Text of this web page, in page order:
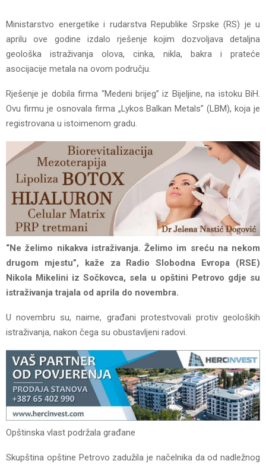
Ministarstvo energetike i rudarstva Republike Srpske (RS) je u
aprilu ove godine izdalo rješenje kojim dozvoljava detaljna
geološka istraživanja olova, cinka, nikla, bakra i prateće
asocijacije metala na ovom području.
Rješenje je dobila firma “Medeni brijeg” iz Bijeljine, na istoku BiH.
Ovu firmu je osnovala firma „Lykos Balkan Metals” (LBM), koja je
registrovana u istoimenom gradu.
“Ne želimo nikakva istraživanja. Želimo im sreću na nekom
drugom mjestu”, kaže za Radio Slobodna Evropa (RSE)
Nikola Mikelini iz Sočkovca, sela u opštini Petrovo gdje su
istraživanja trajala od aprila do novembra.
U novembru su, naime, građani protestvovali protiv geoloških
istraživanja, nakon čega su obustavljeni radovi.
Opštinska vlast podržala građane
Skupština opštine Petrovo zadužila je načelnika da od nadležnog